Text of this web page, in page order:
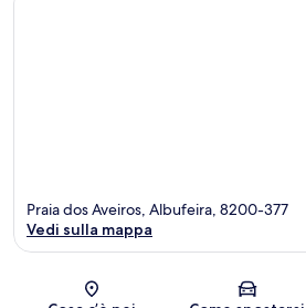
Mappa
Praia dos Aveiros, Albufeira, 8200-377
Vedi sulla mappa